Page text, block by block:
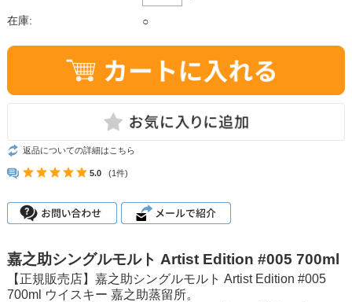
在庫: ○
返品についての詳細はこちら
5.0 (1件)
嘉之助シングルモルト Artist Edition #005 700ml
【正規販売店】嘉之助シングルモルト Artist Edition #005
700ml ウイスキー 嘉之助蒸留所。